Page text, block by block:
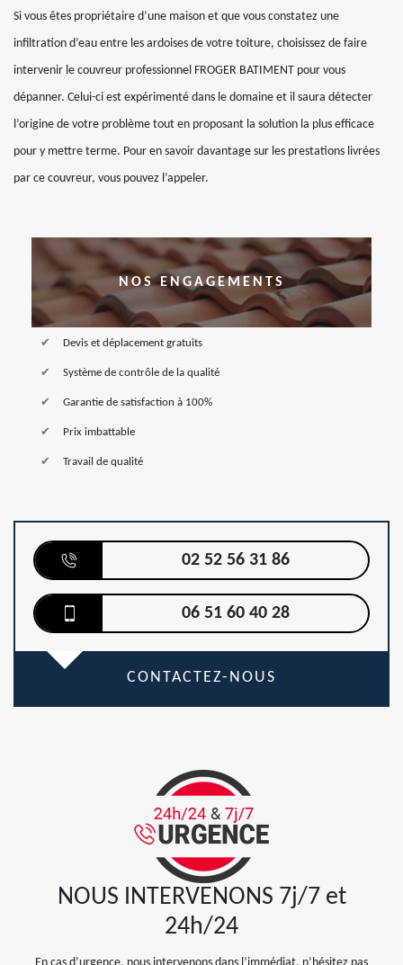
Si vous êtes propriétaire d’une maison et que vous constatez une
infiltration d’eau entre les ardoises de votre toiture, choisissez de faire
intervenir le couvreur professionnel FROGER BATIMENT pour vous
dépanner. Celui-ci est expérimenté dans le domaine et il saura détecter
l’origine de votre problème tout en proposant la solution la plus efficace
pour y mettre terme. Pour en savoir davantage sur les prestations livrées
par ce couvreur, vous pouvez l’appeler.
NOS ENGAGEMENTS
Devis et déplacement gratuits
Système de contrôle de la qualité
Garantie de satisfaction à 100%
Prix imbattable
Travail de qualité
02 52 56 31 86
06 51 60 40 28
CONTACTEZ-NOUS
NOUS INTERVENONS 7j/7 et
24h/24